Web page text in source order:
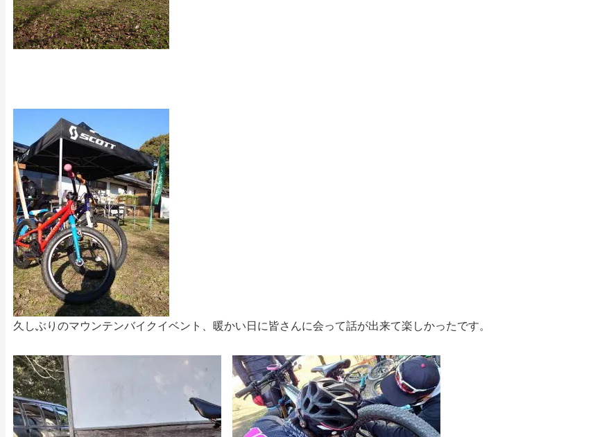
久しぶりのマウンテンバイクイベント、暖かい日に皆さんに会って話が出来て楽しかったです。